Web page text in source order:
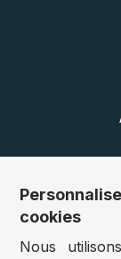
cookies
Nous